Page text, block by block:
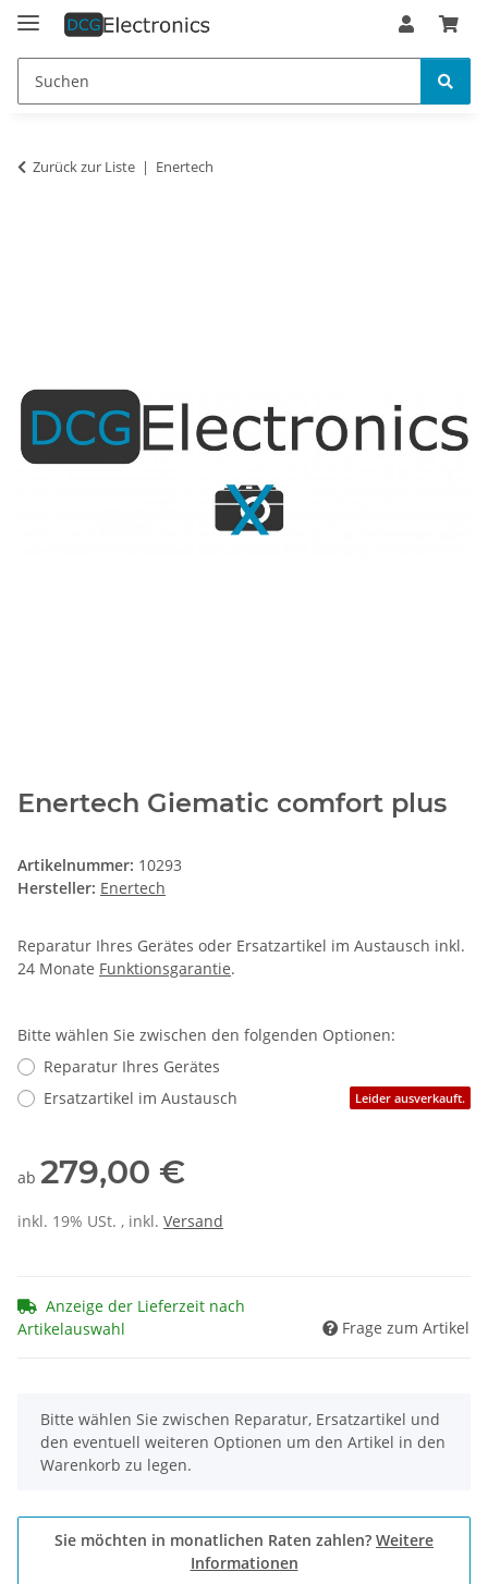
Zurück zur Liste Enertech
Enertech Giematic comfort plus
Artikelnummer: 10293
Hersteller: Enertech
Reparatur Ihres Gerätes oder Ersatzartikel im Austausch inkl.
24 Monate Funktionsgarantie.
Bitte wählen Sie zwischen den folgenden Optionen:
Reparatur Ihres Gerätes
Ersatzartikel im Austausch
Leider ausverkauft.
ab 279,00 €
inkl. 19% USt. , inkl. Versand
Anzeige der Lieferzeit nach
Artikelauswahl
Frage zum Artikel
x
Bitte wählen Sie zwischen Reparatur, Ersatzartikel und
den eventuell weiteren Optionen um den Artikel in den
Warenkorb zu legen.
Sie möchten in monatlichen Raten zahlen? Weitere
Informationen